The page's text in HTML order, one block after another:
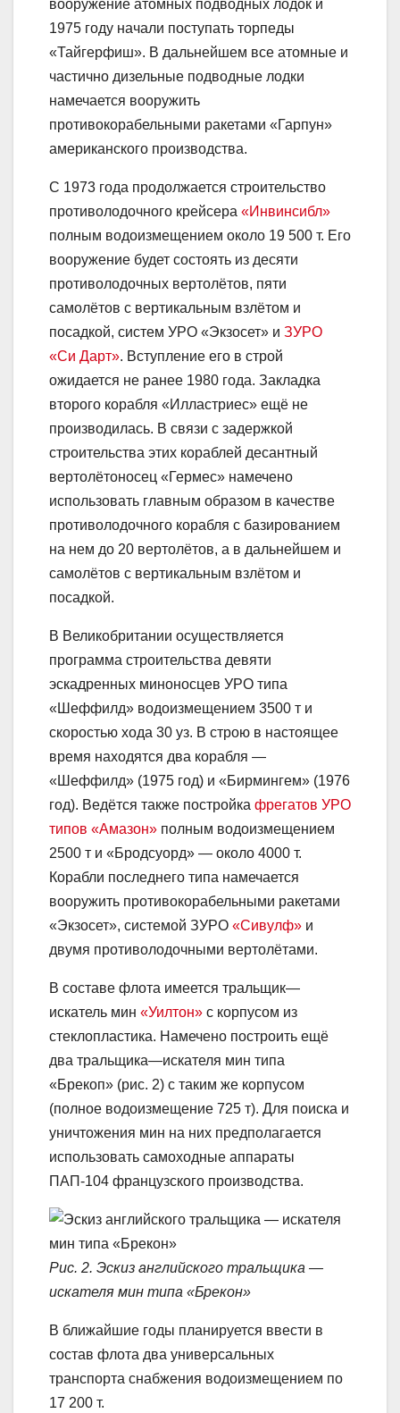
вооружение атомных подводных лодок и
1975 году начали поступать торпеды
«Тайгерфиш». В дальнейшем все атомные и
частично дизельные подводные лодки
намечается вооружить
противокорабельными ракетами «Гарпун»
американского производства.
С 1973 года продолжается строительство
противолодочного крейсера «Инвинсибл»
полным водоизмещением около 19 500 т. Его
вооружение будет состоять из десяти
противолодочных вертолётов, пяти
самолётов с вертикальным взлётом и
посадкой, систем УРО «Экзосет» и ЗУРО
«Си Дарт». Вступление его в строй
ожидается не ранее 1980 года. Закладка
второго корабля «Илластриес» ещё не
производилась. В связи с задержкой
строительства этих кораблей десантный
вертолётоносец «Гермес» намечено
использовать главным образом в качестве
противолодочного корабля с базированием
на нем до 20 вертолётов, а в дальнейшем и
самолётов с вертикальным взлётом и
посадкой.
В Великобритании осуществляется
программа строительства девяти
эскадренных миноносцев УРО типа
«Шеффилд» водоизмещением 3500 т и
скоростью хода 30 уз. В строю в настоящее
время находятся два корабля —
«Шеффилд» (1975 год) и «Бирмингем» (1976
год). Ведётся также постройка фрегатов УРО
типов «Амазон» полным водоизмещением
2500 т и «Бродсуорд» — около 4000 т.
Корабли последнего типа намечается
вооружить противокорабельными ракетами
«Экзосет», системой ЗУРО «Сивулф» и
двумя противолодочными вертолётами.
В составе флота имеется тральщик—
искатель мин «Уилтон» с корпусом из
стеклопластика. Намечено построить ещё
два тральщика—искателя мин типа
«Брекоп» (рис. 2) с таким же корпусом
(полное водоизмещение 725 т). Для поиска и
уничтожения мин на них предполагается
использовать самоходные аппараты
ПАП-104 французского производства.
Рис. 2. Эскиз английского тральщика —
искателя мин типа «Брекон»
В ближайшие годы планируется ввести в
состав флота два универсальных
транспорта снабжения водоизмещением по
17 200 т.